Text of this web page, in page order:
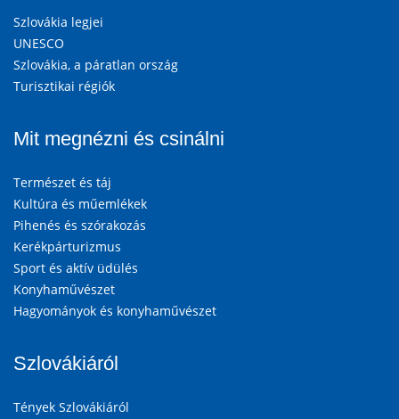
Szlovákia legjei
UNESCO
Szlovákia, a páratlan ország
Turisztikai régiók
Mit megnézni és csinálni
Természet és táj
Kultúra és műemlékek
Pihenés és szórakozás
Kerékpárturizmus
Sport és aktív üdülés
Konyhaművészet
Hagyományok és konyhaművészet
Szlovákiáról
Tények Szlovákiáról